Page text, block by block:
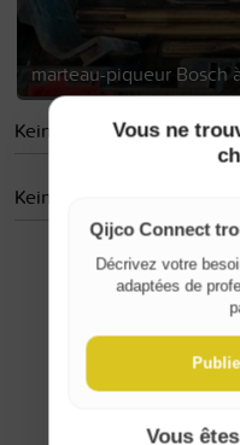
marteau-piqueur Bosch
Keine gefolgten Personen
Keine Bewertungen
France
Vous ne
Qijco Connect
Décrivez votre
adaptées de
Vous